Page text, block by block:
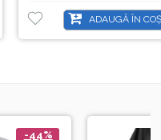
ADAUGĂ ÎN COȘ